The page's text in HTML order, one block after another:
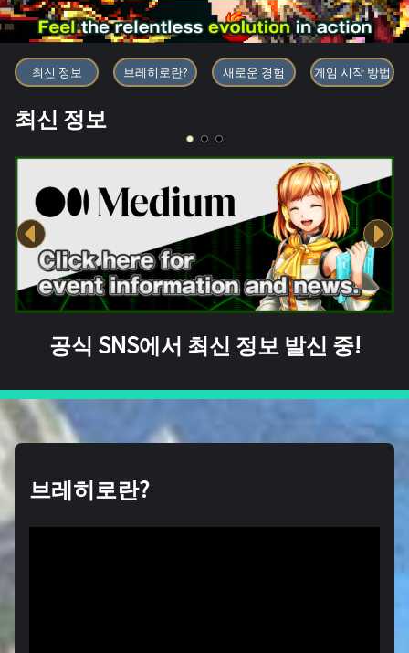
블록체인 게임 「BRAVE
최신 정보 브레히로란? 새로운 경험 게임 시작 방법
최신 정보
공식 SNS에서 최신 정보 발신 중!
브레히로란?